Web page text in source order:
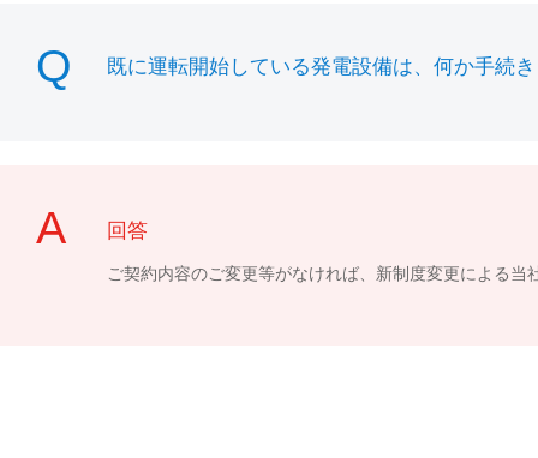
既に運転開始している発電設備は、何か手続
回答
ご契約内容のご変更等がなければ、新制度変更による